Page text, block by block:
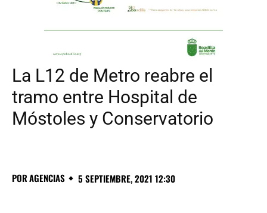
La L12 de Metro reabre el
tramo entre Hospital de
Móstoles y Conservatorio
PORAGENCIAS 5 SEPTIEMBRE, 2021 12:30